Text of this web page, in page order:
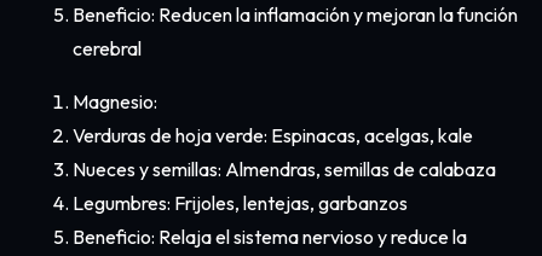
Beneficio: Reducen la inflamación y mejoran la función
cerebral
Magnesio:
Verduras de hoja verde: Espinacas, acelgas, kale
Nueces y semillas: Almendras, semillas de calabaza
Legumbres: Frijoles, lentejas, garbanzos
Beneficio: Relaja el sistema nervioso y reduce la